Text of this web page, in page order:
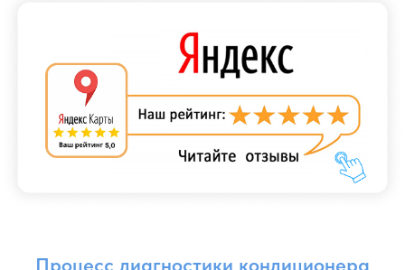
Каталог кондиционеров
Услуги нашей компании